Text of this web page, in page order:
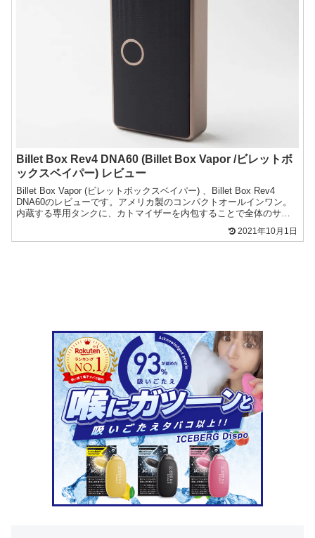
Billet Box Rev4 DNA60 (Billet Box Vapor /ビレットボ
ックスベイパー) レビュー
Billet Box Vapor (ビレットボックスベイパー) 、Billet Box Rev4
DNA60のレビューです。アメリカ製のコンパクトオールインワン。
内蔵する専用タンクに、カトマイザーを内包することで全体のサイ
2021年10月1日